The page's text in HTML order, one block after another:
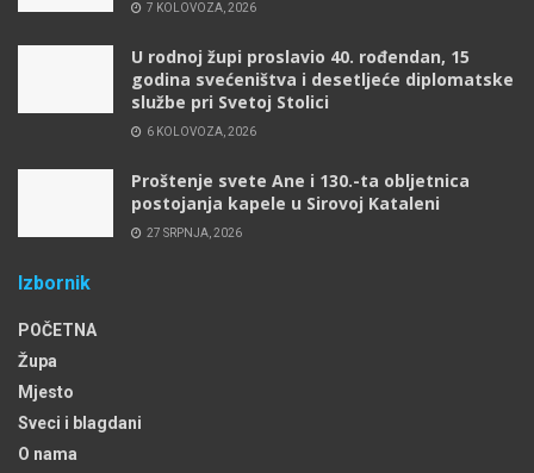
7 KOLOVOZA, 2026
U rodnoj župi proslavio 40. rođendan, 15
godina svećeništva i desetljeće diplomatske
službe pri Svetoj Stolici
6 KOLOVOZA, 2026
Proštenje svete Ane i 130.-ta obljetnica
postojanja kapele u Sirovoj Kataleni
27 SRPNJA, 2026
Izbornik
POČETNA
Župa
Mjesto
Sveci i blagdani
O nama